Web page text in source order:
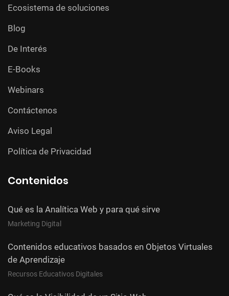
Ecosistema de soluciones
Blog
De Interés
E-Books
Webinars
Contáctenos
Aviso Legal
Política de Privacidad
Contenidos
Qué es la Analítica Web y para qué sirve
Marketing Digital
Contenidos educativos basados en Objetos Virtuales
de Aprendizaje
Recursos Educativos Digitales